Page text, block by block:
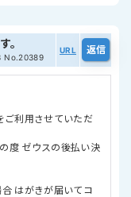
。
No.20389
URL
ご利用させていただ
度 ゼウスの後払い決
はがきが届いてコ